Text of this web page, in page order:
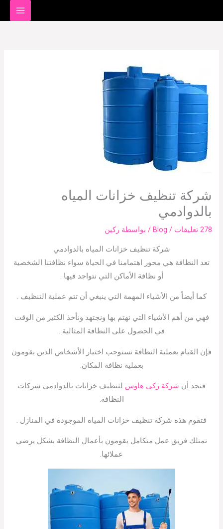
إلى
شركة تنظيف خزانات المياه
بالدوادمي
278 تعليقات /
Blog / بواسطة ركين
شركة تنظيف خزانات المياه بالدوادمي
تعد النظافة هي محور اهتمامنا في الحياة سواء نظافتنا الشخصية
أو نظافة الأماكن التي نتواجد فيها .
كما أيضاً من الأشياء المهمة التي ينبغي أن تتم عملية التنظيف .
فهي من أهم الأشياء التي نهتم بها ونجتهد ونأخذ الكثير من الوقت
في الحصول على النظافة المثالية .
فإن القيام بعملية النظافة تستوجب اختيار الأشخاص الذين يقومون
بعملية نظافة المكان.
فنجد أن شركة ركي هاوس لتنظيف خزانات بالدوادمي شركات
النظافة.
فتقوم هذه شركة تنظيف خزانات المياه الموجودة في المنازل .
تمتلك فريق عمل متكامل يقومون بأعمال النظافة بشكل يرضي
عملائها.